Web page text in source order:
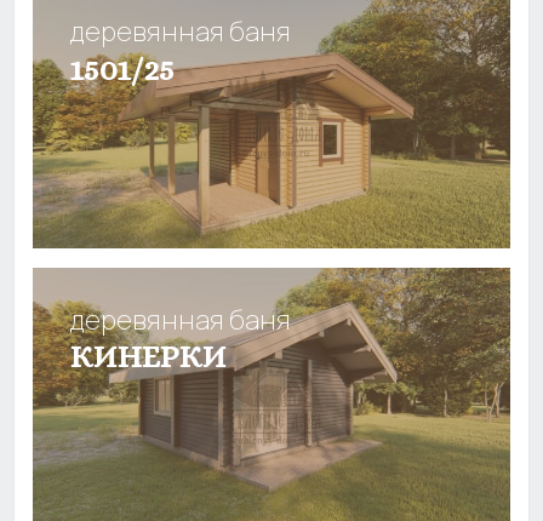
деревянная баня
1501/25
деревянная баня
КИНЕРКИ